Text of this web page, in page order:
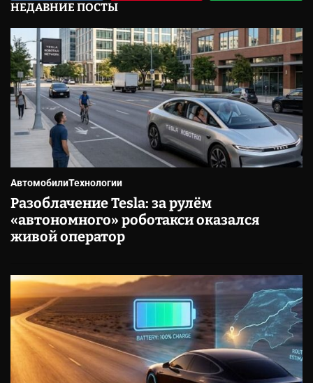
НЕДАВНИЕ ПОСТЫ
АвтомобилиТехнологии
Разоблачение Tesla: за рулём
«автономного» роботакси оказался
живой оператор